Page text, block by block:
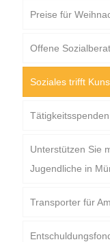
Preise für
Offene
Soziales trifft
Unterstützen Sie
Jugendliche in
Transporter für